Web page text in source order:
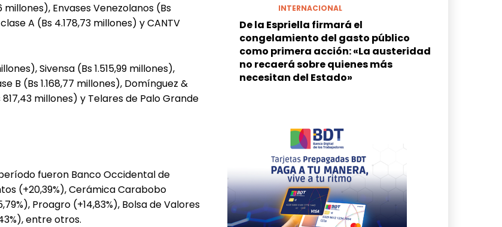
Envases Venezolanos (Bs
A (Bs 4.178,73 millones) y CANTV
Sivensa (Bs 1.515,99 millones),
B (Bs 1.168,77 millones), Domínguez &
millones) y Telares de Palo Grande
fueron Banco Occidental de
(+20,39%), Cerámica Carabobo
Proagro (+14,83%), Bolsa de Valores
entre otros.
INTERNACIONAL
De la Espriella firmará el
congelamiento del gasto público
como primera acción: «La austeridad
no recaerá sobre quienes más
necesitan del Estado»